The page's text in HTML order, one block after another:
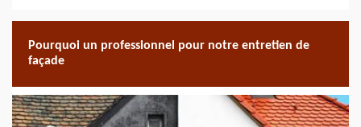
Pourquoi un professionnel pour notre entretien de
façade